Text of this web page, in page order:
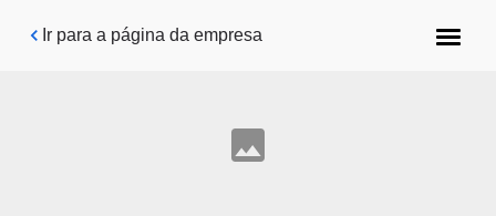
Pular para o conteúdo principal
Ir para a página da empresa